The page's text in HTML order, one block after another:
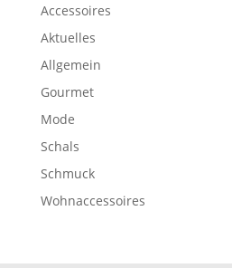
Accessoires
Aktuelles
Allgemein
Gourmet
Mode
Schals
Schmuck
Wohnaccessoires